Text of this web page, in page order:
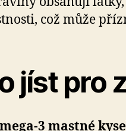
což může
jíst pro
3 mastné